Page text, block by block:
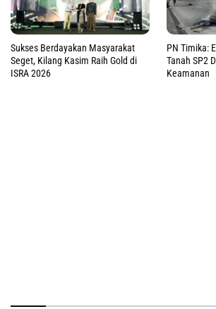
Sukses Berdayakan Masyarakat
Seget, Kilang Kasim Raih Gold di
ISRA 2026
PN Timika:
Tanah SP2
Keamanan